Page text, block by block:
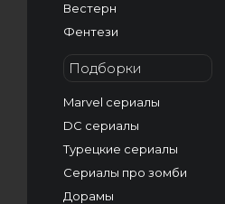
Вестерн
Фентези
Подборки
Marvel сериалы
DC сериалы
Турецкие сериалы
Сериалы про зомби
Дорамы